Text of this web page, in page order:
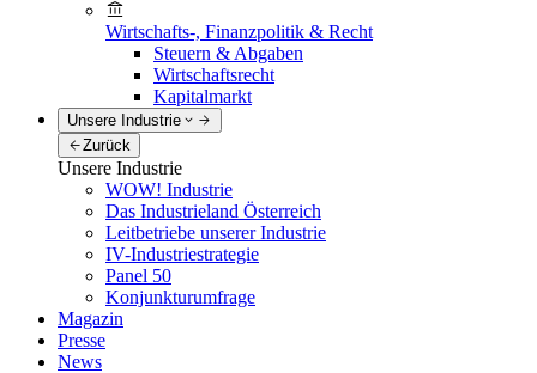
Wirtschafts-, Finanzpolitik & Recht
Steuern & Abgaben
Wirtschaftsrecht
Kapitalmarkt
Unsere Industrie
Zurück
Unsere Industrie
WOW! Industrie
Das Industrieland Österreich
Leitbetriebe unserer Industrie
IV-Industriestrategie
Panel 50
Konjunkturumfrage
Magazin
Presse
News